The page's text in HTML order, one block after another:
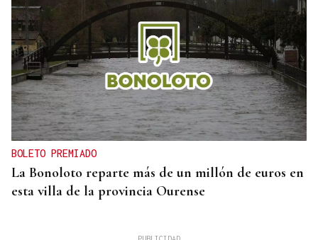
BOLETO PREMIADO
La Bonoloto reparte más de un millón de euros en
esta villa de la provincia Ourense